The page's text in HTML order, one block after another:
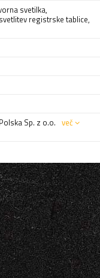
svetilka,
registrske tablice,
Sp. z o.o. več